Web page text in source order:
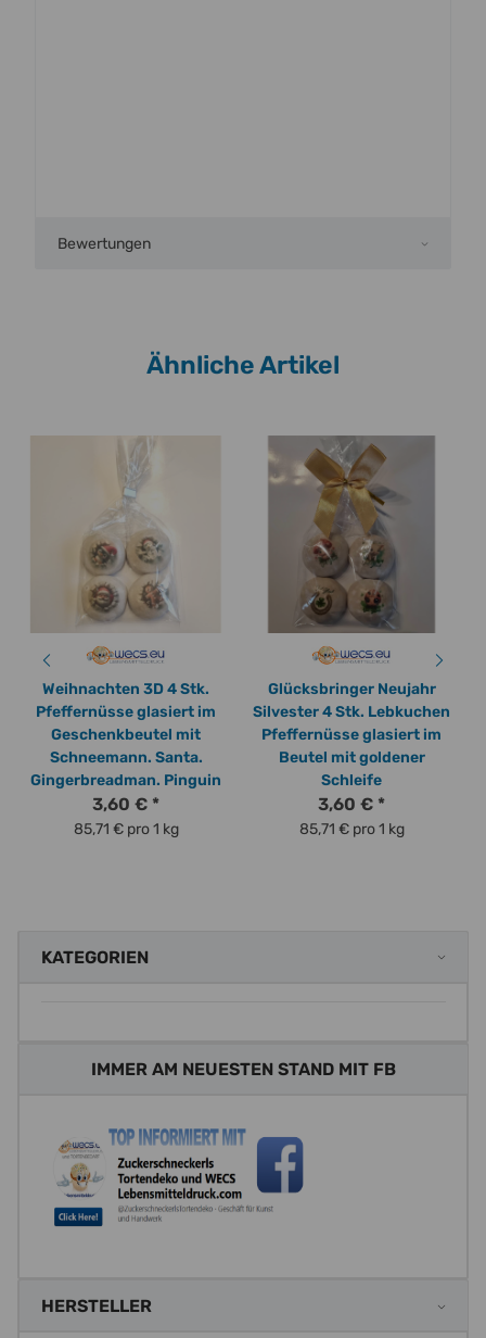
Bewertungen
Ähnliche Artikel
Weihnachten 3D 4 Stk.
Pfeffernüsse glasiert im
Geschenkbeutel mit
Schneemann. Santa.
Gingerbreadman. Pinguin
3,60 € *
85,71 € pro 1 kg
Glücksbringer Neujahr
Silvester 4 Stk. Lebkuchen
Pfeffernüsse glasiert im
Beutel mit goldener
Schleife
3,60 € *
85,71 € pro 1 kg
KATEGORIEN
IMMER AM NEUESTEN STAND MIT FB
HERSTELLER